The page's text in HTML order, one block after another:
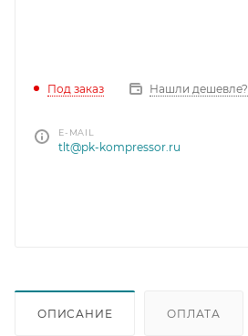
Под заказ Нашли дешевле?
E-MAIL
tlt@pk-kompressor.ru
ОПИСАНИЕ ОПЛАТА